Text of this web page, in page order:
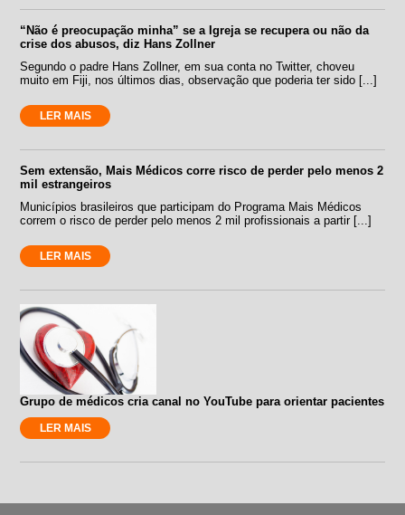
“Não é preocupação minha” se a Igreja se recupera ou não da
crise dos abusos, diz Hans Zollner
Segundo o padre Hans Zollner, em sua conta no Twitter, choveu
muito em Fiji, nos últimos dias, observação que poderia ter sido [...]
LER MAIS
Sem extensão, Mais Médicos corre risco de perder pelo menos 2
mil estrangeiros
Municípios brasileiros que participam do Programa Mais Médicos
correm o risco de perder pelo menos 2 mil profissionais a partir [...]
LER MAIS
Grupo de médicos cria canal no YouTube para orientar pacientes
LER MAIS